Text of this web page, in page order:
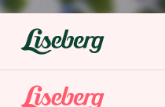
liseberg.se